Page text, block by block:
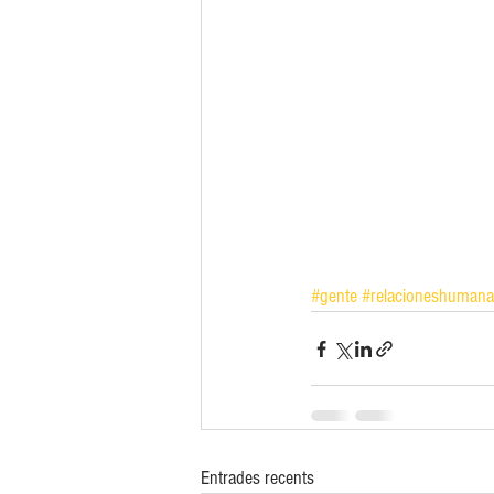
#gente
Entrades recents